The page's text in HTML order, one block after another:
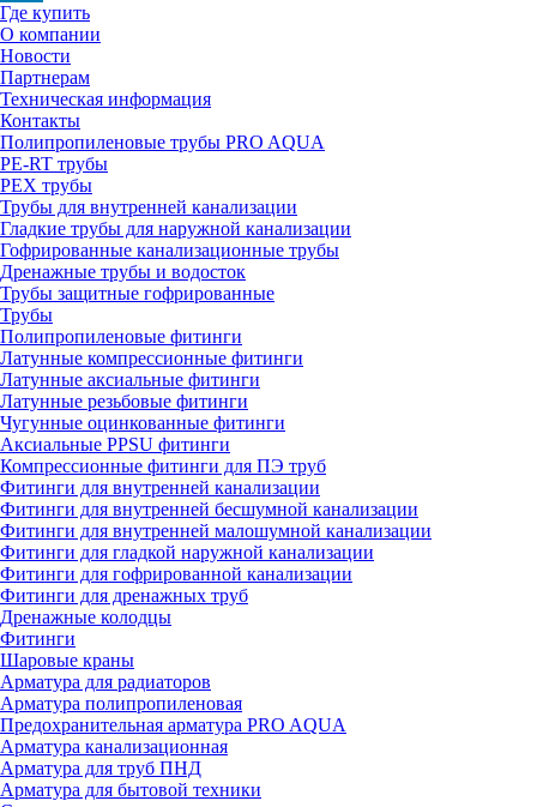
Где купить
О компании
Новости
Партнерам
Техническая информация
Контакты
Полипропиленовые трубы PRO AQUA
PE-RT трубы
PEX трубы
Трубы для внутренней канализации
Гладкие трубы для наружной канализации
Гофрированные канализационные трубы
Дренажные трубы и водосток
Трубы защитные гофрированные
Трубы
Полипропиленовые фитинги
Латунные компрессионные фитинги
Латунные аксиальные фитинги
Латунные резьбовые фитинги
Чугунные оцинкованные фитинги
Аксиальные PPSU фитинги
Компрессионные фитинги для ПЭ труб
Фитинги для внутренней канализации
Фитинги для внутренней бесшумной канализации
Фитинги для внутренней малошумной канализации
Фитинги для гладкой наружной канализации
Фитинги для гофрированной канализации
Фитинги для дренажных труб
Дренажные колодцы
Фитинги
Шаровые краны
Арматура для радиаторов
Арматура полипропиленовая
Предохранительная арматура PRO AQUA
Арматура канализационная
Арматура для труб ПНД
Арматура для бытовой техники